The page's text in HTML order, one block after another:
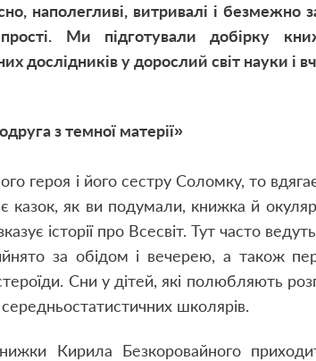
наполегливі, витривалі і безмежно
Ми підготували добірку
дослідників у дорослий світ науки і
з темної матерії»
героя і його сестру Соломку, то
казок, як ви подумали, книжка й
історії про Всесвіт. Тут часто
за обідом і вечерею, а також
Сни у дітей, які полюбляють
середньостатистичних школярів.
Кирила Безкоровайного